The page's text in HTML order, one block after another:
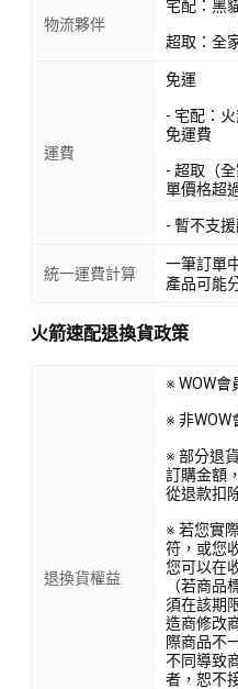
物流夥伴
宅配：黑
超取：全
運費
免運
- 宅配：
免運費
- 超取（
單價格超
- 暫不支
統一運費計算
一筆訂單
產品可能
火箭速配退換貨政策
退換貨權益
※ WOW會
※ 非WOW
※ 部分退
訂購金額
從退款扣
※ 若您實
符，或您
您可以在
（若商品
須在該期
造商修改
際商品不
不同導致
者，恕不